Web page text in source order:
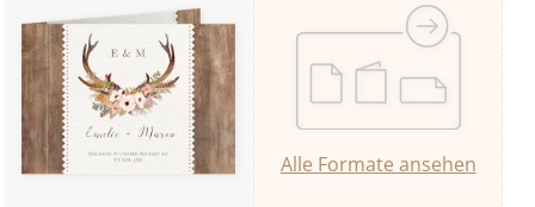
Alle Formate ansehen